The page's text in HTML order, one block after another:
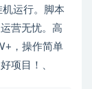
运行。脚本
营无忧。高
，操作简单
项目！、